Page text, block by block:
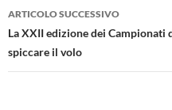
ARTICOLO SUCCESSIVO
La XXII edizione dei
spiccare il volo